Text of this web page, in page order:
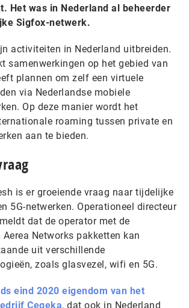
Het was in Nederland al beheerder
Sigfox-netwerk.
activiteiten in Nederland uitbreiden.
samenwerkingen op het gebied van
plannen om zelf een virtuele
via Nederlandse mobiele
Op deze manier wordt het
roaming tussen private en
aan te bieden.
is er groeiende vraag naar tijdelijke
5G-netwerken. Operationeel directeur
dat de operator met de
Networks pakketten kan
uit verschillende
zoals glasvezel, wifi en 5G.
eind 2020 eigendom van het
Cegeka, dat ook in Nederland